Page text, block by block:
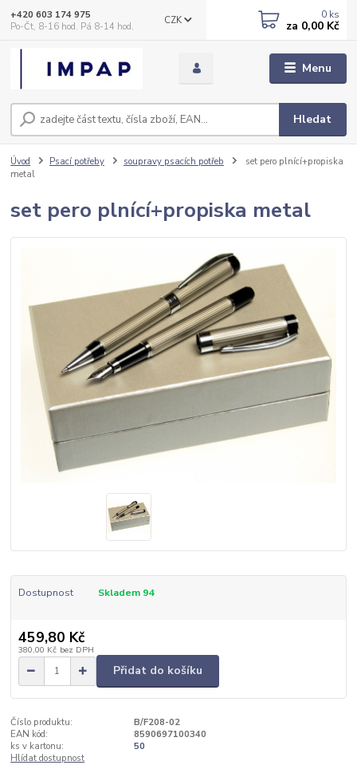
Menu
CZK
Hledat
+420 603 174 975
Po-Čt, 8-16 hod. Pá 8-14 hod.
0 ks
za 0,00 Kč
Úvod Psací potřeby soupravy psacích potřeb
set pero plnící+propiska
metal
set pero plnící+propiska metal
Dostupnost Skladem 94
459,80 Kč
380,00 Kč bez DPH
Přidat do košíku
Číslo produktu:
B/F208-02
EAN kód:
8590697100340
ks v kartonu:
50
Hlídat dostupnost